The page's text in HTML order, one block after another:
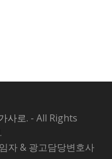
사로. - All Rights
자 & 광고담당변호사